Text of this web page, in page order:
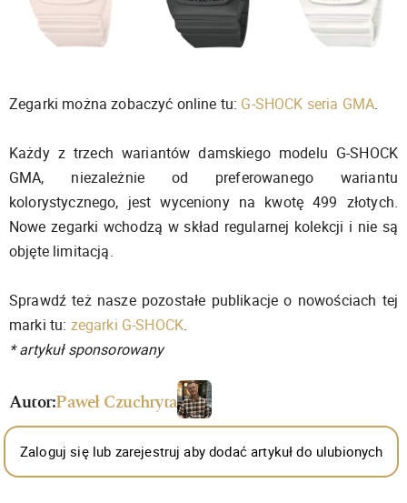
Zegarki można zobaczyć online tu: G-SHOCK seria GMA.
Każdy z trzech wariantów damskiego modelu G-SHOCK
GMA, niezależnie od preferowanego wariantu
kolorystycznego, jest wyceniony na kwotę 499 złotych.
Nowe zegarki wchodzą w skład regularnej kolekcji i nie są
objęte limitacją.
Sprawdź też nasze pozostałe publikacje o nowościach tej
marki tu: zegarki G-SHOCK.
* artykuł sponsorowany
Autor:Paweł Czuchryta
Zaloguj się lub zarejestruj aby dodać artykuł do ulubionych